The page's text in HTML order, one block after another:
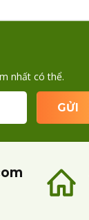
nhất có thể.